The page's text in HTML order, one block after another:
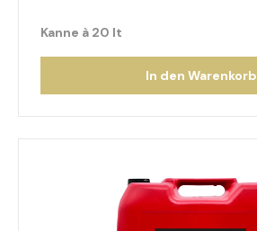
Kanne à 20 lt
In den Warenkorb